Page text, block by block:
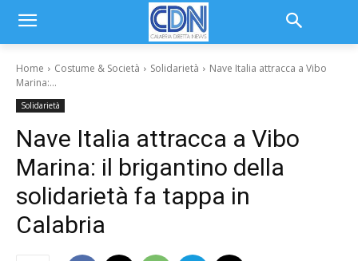
Home Costume & Società Solidarietà
Nave Italia attracca a Vibo
Marina:...
Solidarietà
Nave Italia attracca a Vibo
Marina: il brigantino della
solidarietà fa tappa in
Calabria